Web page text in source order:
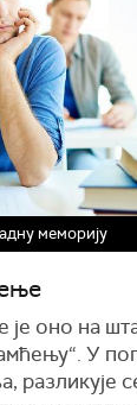
меморију
оно на
У
разликује